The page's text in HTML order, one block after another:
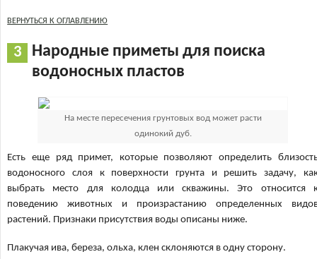
ВЕРНУТЬСЯ К ОГЛАВЛЕНИЮ
Народные приметы для поиска
водоносных пластов
На месте пересечения грунтовых вод может расти
одинокий дуб.
Есть еще ряд примет, которые позволяют определить
водоносного слоя к поверхности грунта и решить задачу,
выбрать место для колодца или скважины. Это относится
поведению животных и произрастанию определенных
растений. Признаки присутствия воды описаны ниже.
Плакучая ива, береза, ольха, клен склоняются в одну сторону.